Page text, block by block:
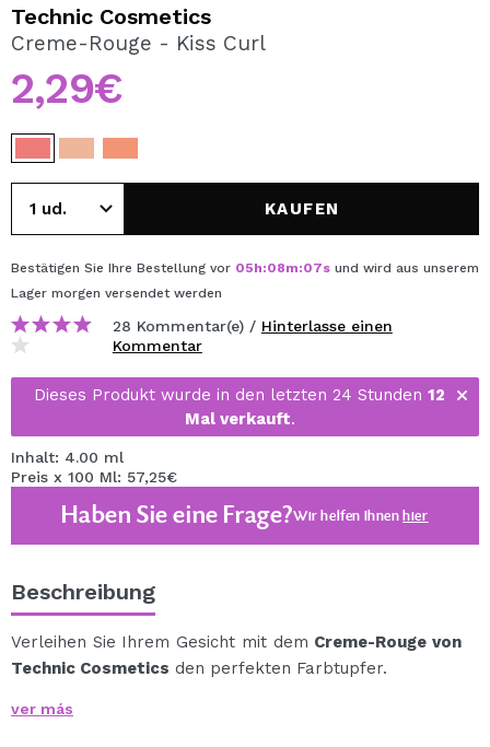
REGISTRIEREN
Durch die Erstellung eines Kontos bei Maquillalia.de
können Sie Ihre Einkäufe schnell tätigen, den Status Ihrer
einsehen.
BENUTZERKONTO ERSTELLEN
Technic Cosmetics
Creme-Rouge - Kiss Curl
2,29€
KAUFEN
Bestätigen Sie Ihre Bestellung vor 05h:08m:07s und wird aus unserem
Lager morgen versendet werden
28 Kommentar(e) / Hinterlasse einen
Kommentar
Dieses Produkt wurde in den letzten 24 Stunden 12
Mal verkauft.
Inhalt: 4.00 ml
Preis x 100 Ml: 57,25€
Haben Sie eine Frage?Wir helfen Ihnenhier
Beschreibung
Verleihen Sie Ihrem Gesicht mit dem Creme-Rouge von
Technic Cosmetics den perfekten Farbtupfer.
angenehmste Rouge zum Auftragen und Tragen.
ver más